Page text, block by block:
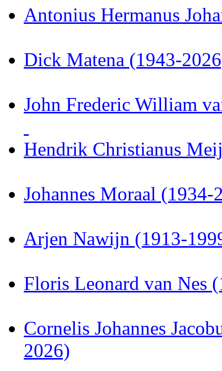
Antonius Hermanus
Dick Matena (1943-
John Frederic William
Hendrik Christianus
Johannes Moraal (1934-
Arjen Nawijn (1913-
Floris Leonard van Nes
Cornelis Johannes
2026)